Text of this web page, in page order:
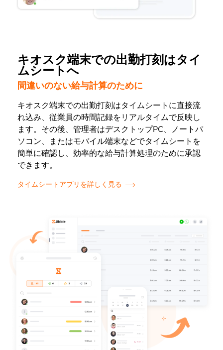
キオスク端末での出勤打刻はタイ
ムシートへ
間違いのない給与計算のために
キオスク端末での出勤打刻はタイムシートに直接流
れ込み、従業員の時間記録をリアルタイムで反映し
ます。その後、管理者はデスクトップPC、ノートパ
ソコン、またはモバイル端末などでタイムシートを
簡単に確認し、効率的な給与計算処理のために承認
できます。
タイムシートアプリを詳しく見る